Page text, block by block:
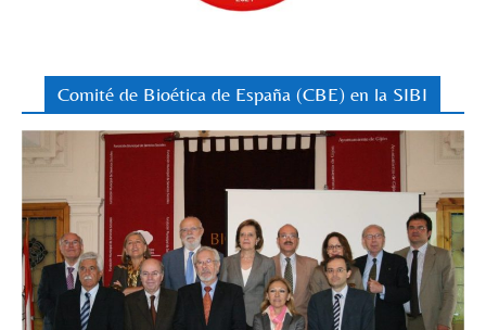
Comité de Bioética de España (CBE) en la SIBI